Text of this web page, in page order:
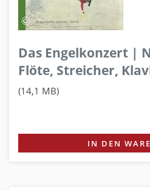
Das Engelkonzert |
Flöte, Streicher,
(14,1 MB)
IN DEN